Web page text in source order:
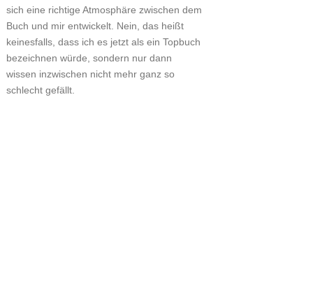
sich eine richtige Atmosphäre zwischen dem
Buch und mir entwickelt. Nein, das heißt
keinesfalls, dass ich es jetzt als ein Topbuch
bezeichnen würde, sondern nur dann
wissen inzwischen nicht mehr ganz so
schlecht gefällt.